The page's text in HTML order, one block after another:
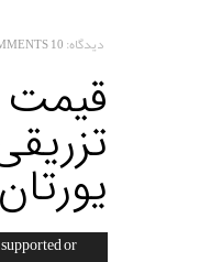
دیدگاه:10 COMMENTS
قیمت
نمایشگر
or